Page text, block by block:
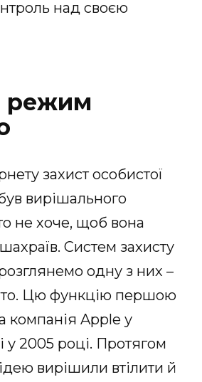
над своєю
режим
захист особистої
вирішального
не хоче, щоб вона
Систем захисту
одну з них –
Цю функцію першою
компанія Apple у
у 2005 році. Протягом
вирішили втілити й